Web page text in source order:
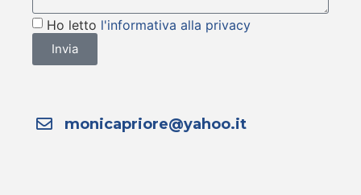
Ho letto l'informativa alla privacy
Invia
monicapriore@yahoo.it